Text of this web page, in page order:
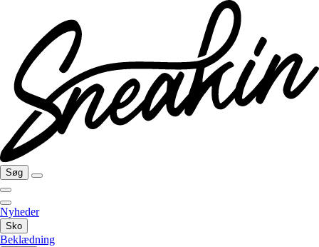
Søg
Nyheder
Sko
Beklædning